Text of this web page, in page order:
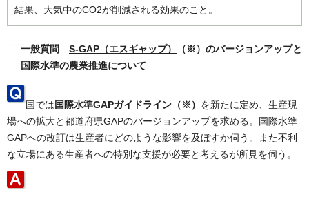
結果、大気中のCO2が削減される効果のこと。
一般質問 S-GAP（エスギャップ） （※） のバージョンアップと
国際水準の農業推進について
国では国際水準GAPガイドライン （※） を新たに定め、生産現
場への拡大と都道府県GAPのバージョンアップを求める。国際水準
GAPへの改訂は生産者にどのような影響を及ぼすか伺う。また不利
な立場にある生産者への特別な支援が必要と考えるが所見を伺う。